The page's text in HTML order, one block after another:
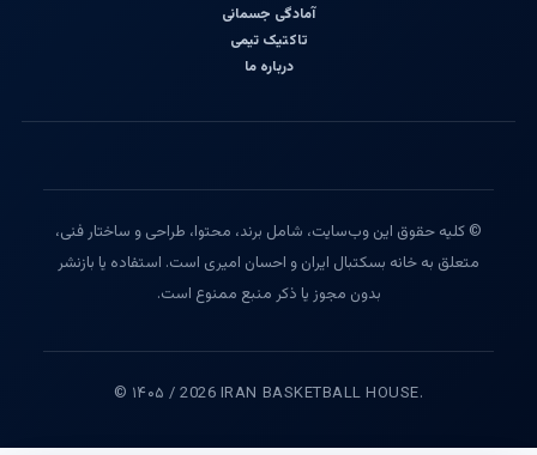
آمادگی جسمانی
تاکتیک تیمی
درباره ما
© کلیه حقوق این وب‌سایت، شامل برند، محتوا، طراحی و ساختار فنی،
متعلق به خانه بسکتبال ایران و احسان امیری است. استفاده یا بازنشر
بدون مجوز یا ذکر منبع ممنوع است.
© ۱۴۰۵ / 2026 IRAN BASKETBALL HOUSE.